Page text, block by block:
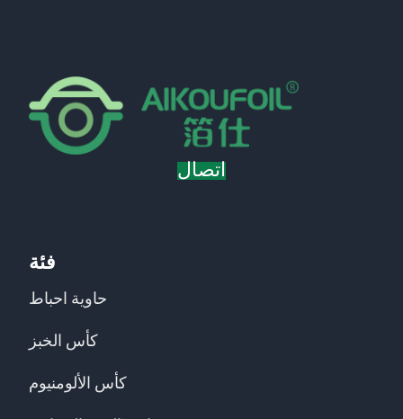
اتصال
فئة
حاوية احباط
كأس الخبز
كأس الألومنيوم